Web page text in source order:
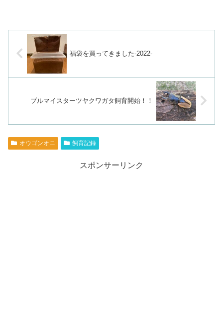
福袋を買ってきました-2022-
ブルマイスターツヤクワガタ飼育開始！！
オウゴンオニ 飼育記録
スポンサーリンク